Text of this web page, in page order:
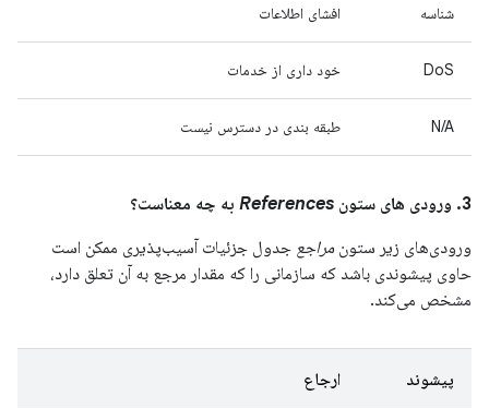
شناسه افشای اطلاعات
DoS خود داری از خدمات
N/A طبقه بندی در دسترس نیست
3. ورودی های ستون References به چه معناست؟
ورودی‌های زیر ستون مراجع جدول جزئیات آسیب‌پذیری ممکن است
حاوی پیشوندی باشد که سازمانی را که مقدار مرجع به آن تعلق دارد،
مشخص می‌کند.
پیشوند ارجاع